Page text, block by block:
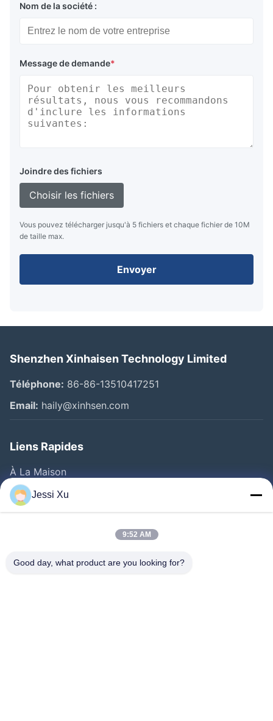
Nom de la société :
Message de demande*
Joindre des fichiers
Choisir les fichiers
Vous pouvez télécharger jusqu'à 5 fichiers et chaque fichier de 10M
de taille max.
Envoyer
Shenzhen Xinhaisen Technology Limited
Téléphone: 86-86-13510417251
Email: haily@xinhsen.com
Liens Rapides
À La Maison
Produits
Vidéos
Visite D'usine
Jessi Xu
9:52 AM
Good day, what product are you looking for?